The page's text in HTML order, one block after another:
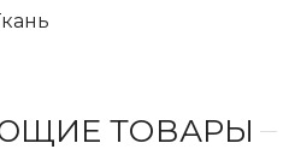
ТОВАРЫ